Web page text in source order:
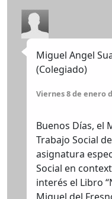
Miguel Angel
(Colegiado)
viernes 8 de enero
Buenos Días, el
Trabajo Social
asignatura
Social en
interés el Libro